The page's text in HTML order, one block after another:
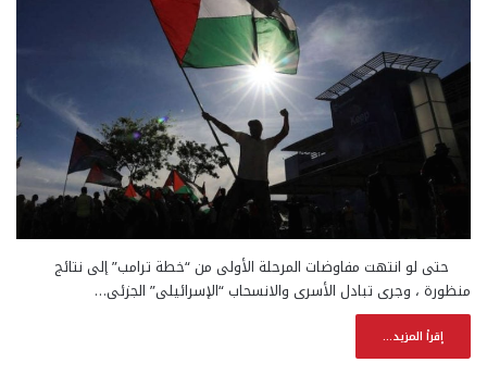
حتى لو انتهت مفاوضات المرحلة الأولى من “خطة ترامب” إلى نتائج
منظورة ، وجرى تبادل الأسرى والانسحاب “الإسرائيلى” الجزئى…
إقرأ المزيد...